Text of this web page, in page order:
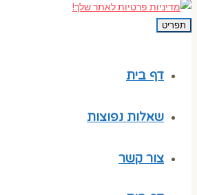
תפריט
דף בית
שאלות נפוצות
צור קשר